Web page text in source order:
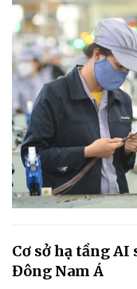
Cơ sở hạ tầng
Đông Nam Á